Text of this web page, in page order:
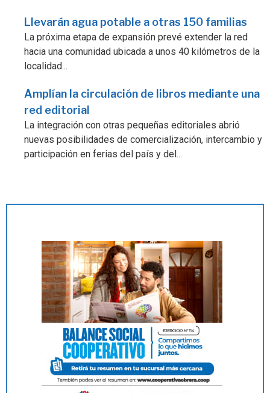
Llevarán agua potable a otras 150 familias
La próxima etapa de expansión prevé extender la red
hacia una comunidad ubicada a unos 40 kilómetros de la
localidad...
Amplían la circulación de libros mediante una
red editorial
La integración con otras pequeñas editoriales abrió
nuevas posibilidades de comercialización, intercambio y
participación en ferias del país y del...